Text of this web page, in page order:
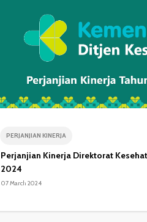
PERJANJIAN KINERJA
Perjanjian Kinerja Direktorat
2024
07 March 2024